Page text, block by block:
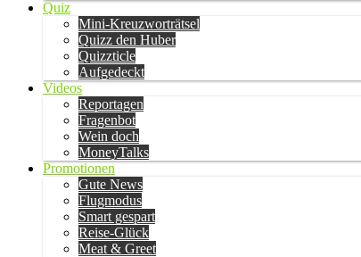
Quiz
Mini-Kreuzworträtsel
Quizz den Huber
Quizzticle
Aufgedeckt
Videos
Reportagen
Fragenbot
Wein doch
MoneyTalks
Promotionen
Gute News
Flugmodus
Smart gespart
Reise-Glück
Meat & Greet